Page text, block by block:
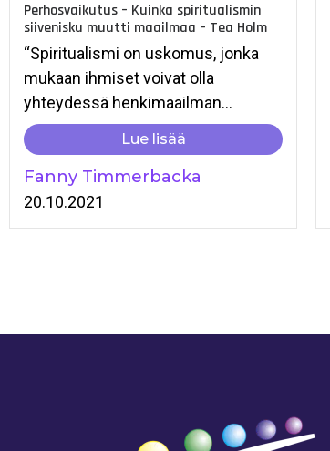
Perhosvaikutus – Kuinka spiritualismin
siivenisku muutti maailmaa – Tea Holm
“Spiritualismi on uskomus, jonka
mukaan ihmiset voivat olla
yhteydessä henkimaailman...
Lue lisää
Fanny Timmerbacka
20.10.2021